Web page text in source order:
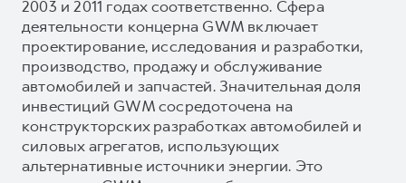
2003 и 2011 годах соответственно. Сфера
деятельности концерна GWM включает
проектирование, исследования и разработки,
производство, продажу и обслуживание
автомобилей и запчастей. Значительная доля
инвестиций GWM сосредоточена на
конструкторских разработках автомобилей и
силовых агрегатов, использующих
альтернативные источники энергии. Это